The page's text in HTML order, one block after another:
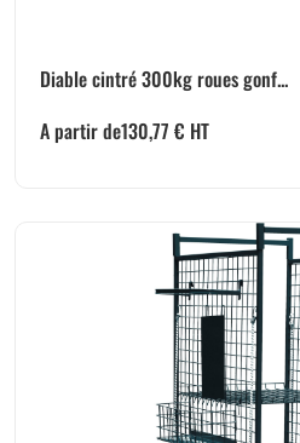
Diable cintré 300kg roues gonf...
A partir de130,77 € HT